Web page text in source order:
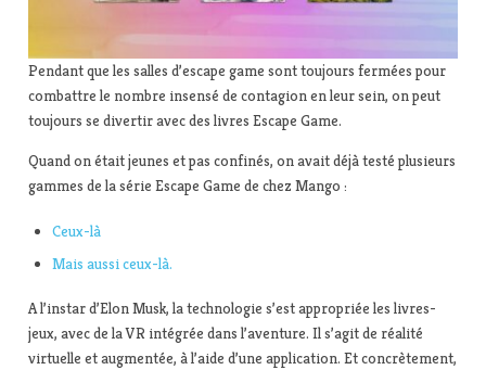
Pendant que les salles d’escape game sont toujours fermées pour
combattre le nombre insensé de contagion en leur sein, on peut
toujours se divertir avec des livres Escape Game.
Quand on était jeunes et pas confinés, on avait déjà testé plusieurs
gammes de la série Escape Game de chez Mango :
Ceux-là
Mais aussi ceux-là.
A l’instar d’Elon Musk, la technologie s’est appropriée les livres-
jeux, avec de la VR intégrée dans l’aventure. Il s’agit de réalité
virtuelle et augmentée, à l’aide d’une application. Et concrètement,